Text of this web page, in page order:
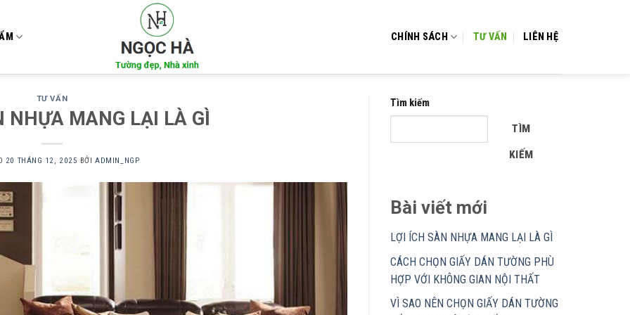
CHÍNH SÁCH TƯ VẤN LIÊN HỆ
TƯ VẤN
NHỰA MANG LẠI LÀ GÌ
20 THÁNG 12, 2025 BỞIADMIN_NGP
Tìm kiếm
TÌM
KIẾM
Bài viết mới
LỢI ÍCH SÀN NHỰA MANG LẠI LÀ GÌ
CÁCH CHỌN GIẤY DÁN TƯỜNG PHÙ
HỢP VỚI KHÔNG GIAN NỘI THẤT
VÌ SAO NÊN CHỌN GIẤY DÁN TƯỜNG